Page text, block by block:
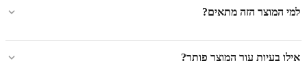
למי המוצר הזה מתאים?
אילו בעיות עור המוצר פותר?